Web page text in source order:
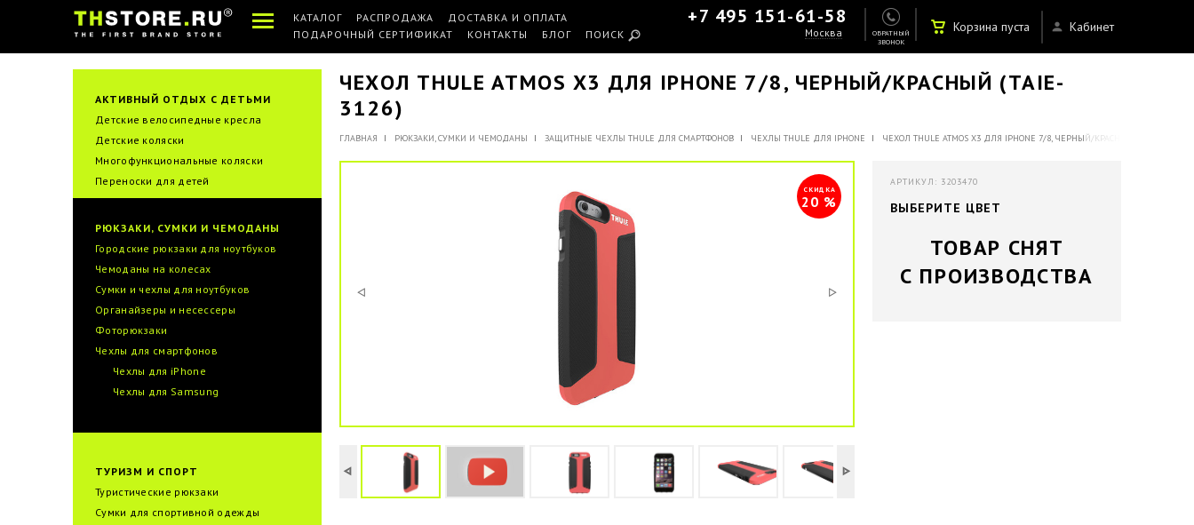
КАТАЛОГ РАСПРОДАЖА
ДОСТАВКА И ОПЛАТА
ПОДАРОЧНЫЙ СЕРТИФИКАТ
КОНТАКТЫ БЛОГ ПОИСК
+7 495 151-61-58
Москва
ОБРАТНЫЙ
ЗВОНОК
Кабинет
Корзина пуста
АКТИВНЫЙ ОТДЫХ С ДЕТЬМИ
Детские велосипедные кресла
Детские коляски
Многофункциональные коляски
Переноски для детей
РЮКЗАКИ, СУМКИ И ЧЕМОДАНЫ
Городские рюкзаки для ноутбуков
Чемоданы на колесах
Сумки и чехлы для ноутбуков
Органайзеры и несессеры
Фоторюкзаки
Чехлы для смартфонов
Чехлы для iPhone
Чехлы для Samsung
ТУРИЗМ И СПОРТ
Туристические рюкзаки
Сумки для спортивной одежды
ЧЕХОЛ THULE ATMOS X3 ДЛЯ IPHONE 7/8, ЧЕРНЫЙ/КРАСНЫЙ (TAIE-
3126)
ГЛАВНАЯ РЮКЗАКИ, СУМКИ И ЧЕМОДАНЫ ЗАЩИТНЫЕ ЧЕХЛЫ THULE ДЛЯ СМАРТФОНОВ ЧЕХЛЫ THULE ДЛЯ IPHONE ЧЕХОЛ THULE ATMOS X3 ДЛЯ IPHONE 7/8, ЧЕРНЫЙ/КРАСНЫЙ (TAIE-3126)
СКИДКА
20 %
АРТИКУЛ: 3203470
ВЫБЕРИТЕ ЦВЕТ
ТОВАР СНЯТ
С ПРОИЗВОДСТВА